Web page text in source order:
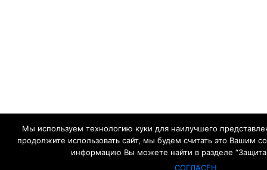
Мы используем технологию куки для наилучшего
продолжите использовать сайт, мы будем считать это Вашим
информацию Вы можете найти в разделе
СОГЛАСЕН